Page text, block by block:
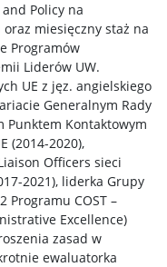
Policy na
miesięczny staż na
Programów
Liderów UW.
UE z jęz. angielskiego
Generalnym Rady
Punktem Kontaktowym
(2014-2020),
Officers sieci
2021), liderka Grupy
Programu COST –
Excellence)
zasad w
ewaluatorka